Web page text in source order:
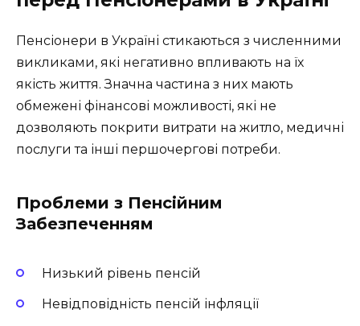
Пенсіонери в Україні стикаються з численними
викликами, які негативно впливають на їх
якість життя. Значна частина з них мають
обмежені фінансові можливості, які не
дозволяють покрити витрати на житло, медичні
послуги та інші першочергові потреби.
Проблеми з Пенсійним
Забезпеченням
Низький рівень пенсій
Невідповідність пенсій інфляції